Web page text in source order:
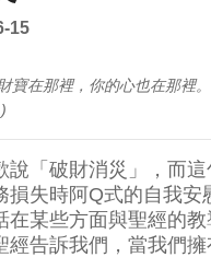
15
寶在那裡，你的心也在那裡
說「破財消災」，而這
損失時阿Q式的自我安
在某些方面與聖經的教
經告訴我們，當我們擁